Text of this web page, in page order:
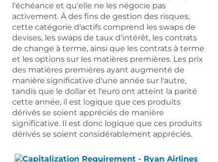
l'échéance et qu'elle ne les négocie pas
activement. À des fins de gestion des risques,
cette catégorie d'actifs comprend les swaps de
devises, les swaps de taux d'intérêt, les contrats
de change à terme, ainsi que les contrats à terme
et les options sur les matières premières. Les prix
des matières premières ayant augmenté de
manière significative d'une année sur l'autre,
tandis que le dollar et l'euro ont atteint la parité
cette année, il est logique que ces produits
dérivés se soient appréciés de manière
significative. Il est donc logique que ces produits
dérivés se soient considérablement appréciés.